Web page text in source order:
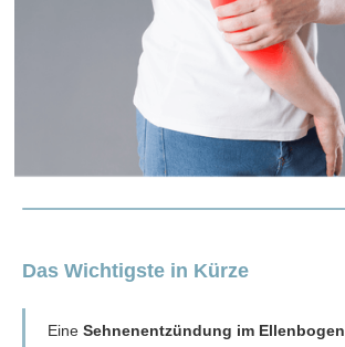
Das Wichtigste in Kürze
Eine Sehnenentzündung im Ellenbogen